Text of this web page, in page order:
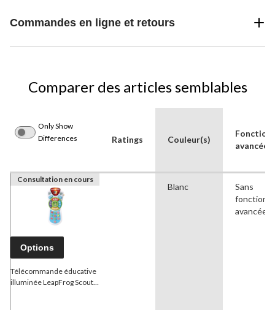
Commandes en ligne et retours
Comparer des articles semblables
Only Show
Differences
Ratings Couleur(s)
avancées
Consultation en cours
Options
Télécommande éducative
illuminée LeapFrog Scout,
Blanc
Sans
avancées